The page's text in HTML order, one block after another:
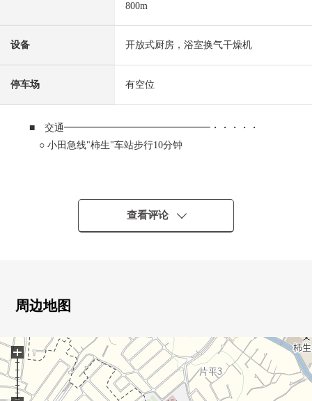
800m
设备 开放式厨房，浴室换气干燥机
停车场 有空位
■ 交通━━━━━━━━━━━━━━━・・・・・
○ 小田急线"柿生"车站步行10分钟
○ 土地面积201.01平米(约60.80坪)
○ 建筑面积127.10平米的4LDK
○ 2026年10月完成计划的新建独栋住宅
○ 有餐具室的厨房
○ 采用家族和自然和容易互相见面的客厅楼梯
○ 家庭壁橱有
○ 为第一类低层住宅专用区，是清静的住宅区。
查看评论
周边地图
+